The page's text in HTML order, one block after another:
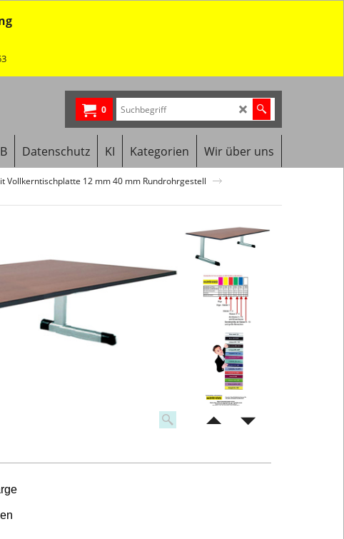
0
Datenschutz KI Kategorien Wir über uns
Vollkerntischplatte 12 mm 40 mm Rundrohrgestell